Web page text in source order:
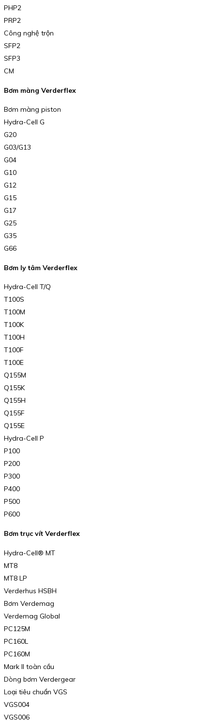
PHP2
PRP2
Công nghệ trộn
SFP2
SFP3
CM
Bơm màng Verderflex
Bơm màng piston
Hydra-Cell G
G20
G03/G13
G04
G10
G12
G15
G17
G25
G35
G66
Bơm ly tâm Verderflex
Hydra-Cell T/Q
T100S
T100M
T100K
T100H
T100F
T100E
Q155M
Q155K
Q155H
Q155F
Q155E
Hydra-Cell P
P100
P200
P300
P400
P500
P600
Bơm trục vít Verderflex
Hydra-Cell® MT
MT8
MT8 LP
Verderhus HSBH
Bơm Verdemag
Verdemag Global
PC125M
PC160L
PC160M
Mark II toàn cầu
Dòng bơm Verdergear
Loại tiêu chuẩn VGS
VGS004
VGS006